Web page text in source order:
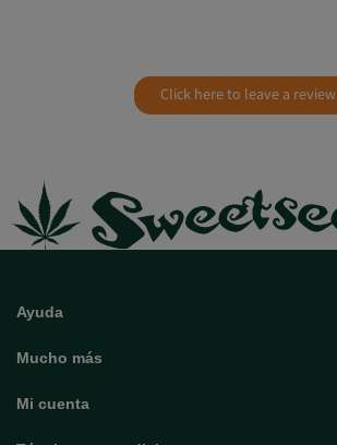
Click here to leave a review
Ayuda
Mucho más
Mi cuenta